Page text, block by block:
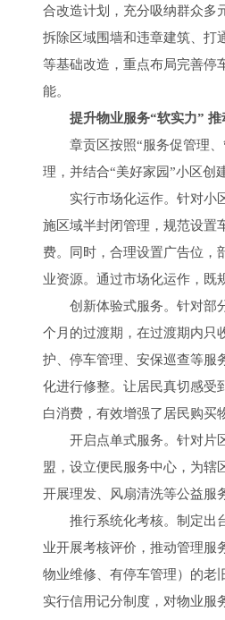
合改造计划，充分吸纳群众多
拆除区域围墙和违章建筑、打
等基础改造，重点布局完善停
能。
提升物业服务“软实力” 推
章贡区按照“服务促管理、
理，并结合“美好家园”小区创
实行市场化运作。针对小区
施区域半封闭管理，规范设置
费。同时，合理设置广告位，
业资源。通过市场化运作，既
创新体验式服务。针对部分
个月的过渡期，在过渡期内只
护、停车管理、安保巡查等服
化进行修整。让居民真切感受
白消费，有效增强了居民购买
开启点单式服务。针对片区
盟，设立便民服务中心，为辖
开展理发、风扇清洗等公益服
推行系统化考核。制定出台
业开展考核评价，推动管理服
物业维修、有停车管理）的老
实行信用记分制度，对物业服